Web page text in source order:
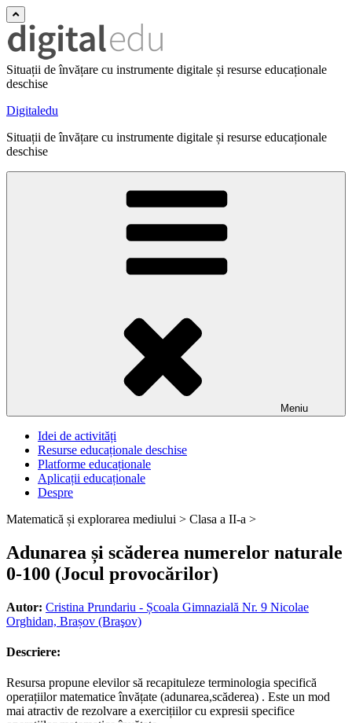
Situații de învățare cu instrumente digitale și resurse educaționale
deschise
Digitaledu
Situații de învățare cu instrumente digitale și resurse educaționale
deschise
Meniu
Idei de activități
Resurse educaționale deschise
Platforme educaționale
Aplicații educaționale
Despre
Matematică și explorarea mediului > Clasa a II-a >
Adunarea și scăderea numerelor naturale
0-100 (Jocul provocărilor)
Autor: Cristina Prundariu - Școala Gimnazială Nr. 9 Nicolae
Orghidan, Brașov (Braşov)
Descriere:
Resursa propune elevilor să recapituleze terminologia specifică
operațiilor matematice învățate (adunarea,scăderea) . Este un mod
mai atractiv de rezolvare a exercițiilor cu expresii specifice